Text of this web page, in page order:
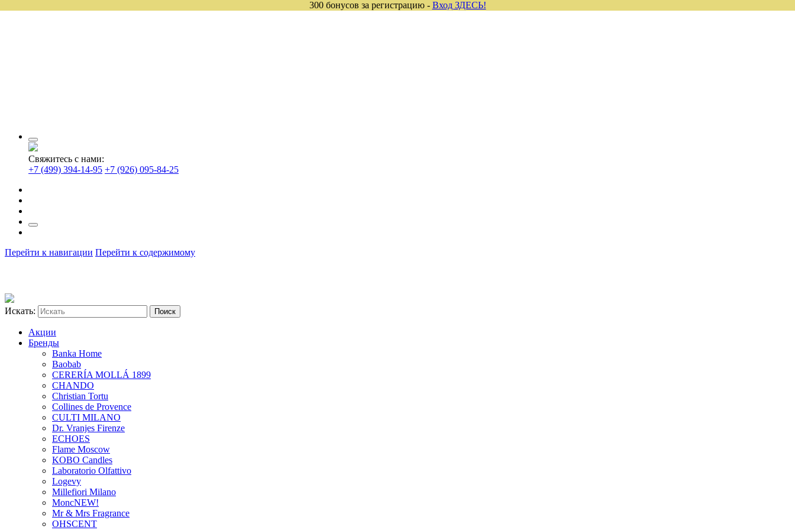
Свяжитесь с нами:
+7 (499) 394-14-95 +7 (926) 095-84-25
Перейти к навигации Перейти к содержимому
Искать:
Акции
Бренды
Banka Home
Baobab
CERERÍA MOLLÁ 1899
CHANDO
Christian Tortu
Collines de Provence
CULTI MILANO
Dr. Vranjes Firenze
ECHOES
Flame Moscow
KOBO Candles
Laboratorio Olfattivo
Logevy
Millefiori Milano
MoncNEW!
Mr & Mrs Fragrance
OHSCENT
300 бонусов за регистрацию - Вход ЗДЕСЬ!